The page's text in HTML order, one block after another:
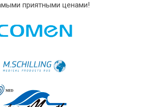
приятными ценами!